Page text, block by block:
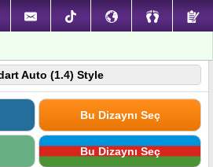
Auto (1.4) Style
Bu Dizaynı Seç
Bu Dizaynı Seç